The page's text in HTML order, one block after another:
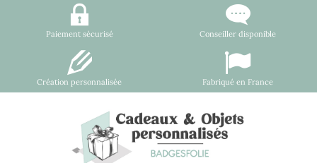
Paiement sécurisé Conseiller disponible
Création personnalisée Fabriqué en France